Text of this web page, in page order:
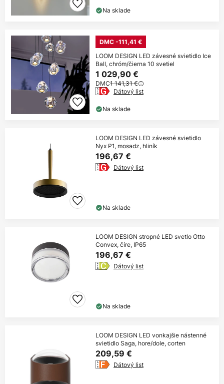
Na sklade
DMC -111,41 €
LOOM DESIGN LED závesné svietidlo Ice
Ball, chróm/čierna 10 svetiel
1 029,90 €
DMC1 141,31 €
Dátový list
Na sklade
LOOM DESIGN LED závesné svietidlo
Nyx P1, mosadz, hliník
196,67 €
Dátový list
Na sklade
LOOM DESIGN stropné LED svetlo Otto
Convex, číre, IP65
196,67 €
Dátový list
Na sklade
LOOM DESIGN LED vonkajšie nástenné
svietidlo Saga, hore/dole, corten
209,59 €
Dátový list